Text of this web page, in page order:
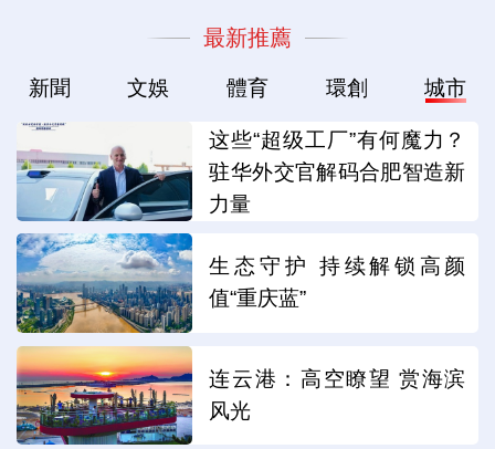
最新推薦
新聞 文娛 體育 環創 城市
这些“超级工厂”有何魔力？
驻华外交官解码合肥智造新
力量
生态守护 持续解锁高颜
值“重庆蓝”
连云港：高空瞭望 赏海滨
风光